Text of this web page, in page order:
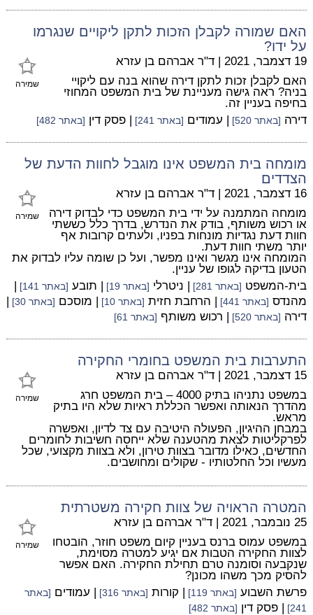
האם שמורה לקבלן הזכות לתקן ליקויים שנגרמו
על ידו?
שמירה
19 דצמבר, 2021 | ד"ר אברהם בן עזרא
האם לקבלן זכות לתקן דירה שהוא בנה עם ליקויי
בניה? ראה גישה מעניינת של בית המשפט המחוזי
בחיפה בעניין זה.
דירה [באתר 520] | עמודים [באתר 241] | פסק דין [באתר 482]
מומחה בית המשפט אינו מוגבל לחוות הדעת של
הצדדים
שמירה
16 דצמבר, 2021 | ד"ר אברהם בן עזרא
מומחה המתמנה על ידי בית המשפט כדי לבדוק דירה
או רכוש משותף, בודק את הנדרש, בדרך כלל כששתי
חוות דעת נגדיות מונחות בפניו, ולעתים קרובות אף
יותר משתי חוות דעת.
המומחה אינו מגשר ואינו מפשר, ועל כן שומה עליו לבדוק את
הטעון בדיקה לגופו של עניין.
בית-המשפט [באתר 281] | ניטרלי [באתר 19] | תובע [באתר 141]
|
מהנדס [באתר 441] | הרחבת חזית [באתר 10] | מוסכם [באתר 30]
|
דירה [באתר 520] | רכוש משותף [באתר 61]
התערבות בית המשפט בחומרי החקירה
שמירה
15 דצמבר, 2021 | ד"ר אברהם בן עזרא
במשפט נתניהו בתיק 4000 – בית המשפט חרג
מהדרך הנאותה ואפשר הכללת ראיות שלא היו בתיק
מראש.
במבחן ההיגיון, הפעולה היטיבה עם צד לדיון, ואפשרה
לפרקליטות לצאת מהטענה שלא ייחסה חשיבות לחומרים
החדשים, כאילו מדובר בצוות טירון, ולא בצוות מקצועי, שכל
מעשיו וכל החלטותיו - שקולים ומחושבים.
המטרה הראויה של צוות חקירה משטרתית
שמירה
25 נובמבר, 2021 | ד"ר אברהם בן עזרא
במשפט עמוס ברנס בעניין קיום משפט חוזר, הובטחו
לצוות החקירה הטבות אם יגיע למטרה מסוימת,
שנקבעה וסומנה טרם תחילת החקירה. האם אפשר
להסיק מכך משהו מכונן?
פרשת השבוע [באתר 119] | קורות [באתר 316] | עמודים [באתר
241]
| פסק דין [באתר 482]